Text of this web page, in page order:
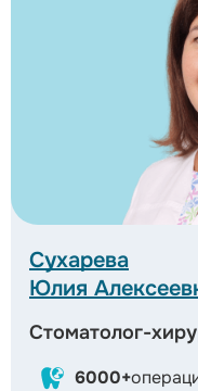
Сухарева
Юлия
Стоматолог-
6000+